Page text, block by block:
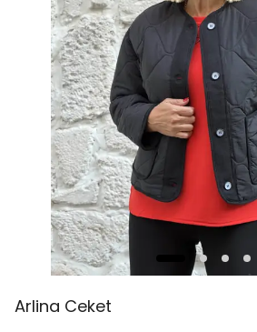
Arlina Ceket